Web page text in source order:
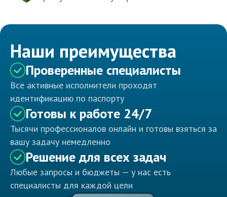
Наши преимущества
Проверенные специалисты
Все активные исполнители проходят
идентификацию по паспорту
Готовы к работе 24/7
Тысячи профессионалов онлайн и готовы взяться за
вашу задачу немедленно
Решение для всех задач
Любые запросы и бюджеты — у нас есть
специалисты для каждой цели